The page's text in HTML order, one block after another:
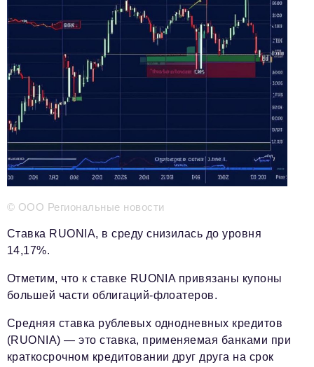
+7 495 727-01-67
Электронные почты редакции:
Информационный отдел
info@business-magazine.online
Отдел рекламы
reklama@business-magazine.online
Отдел распространения/редакционная подписка
podpiska@business-magazine.online
Отдел по работе с партнерами
partner@business-magazine.online
© ООО Региональные новости
Ставка RUONIA, в среду снизилась до уровня
14,17%.
Отметим, что к ставке RUONIA привязаны купоны
большей части облигаций-флоатеров.
Средняя ставка рублевых однодневных кредитов
(RUONIA) — это ставка, применяемая банками при
краткосрочном кредитовании друг друга на срок